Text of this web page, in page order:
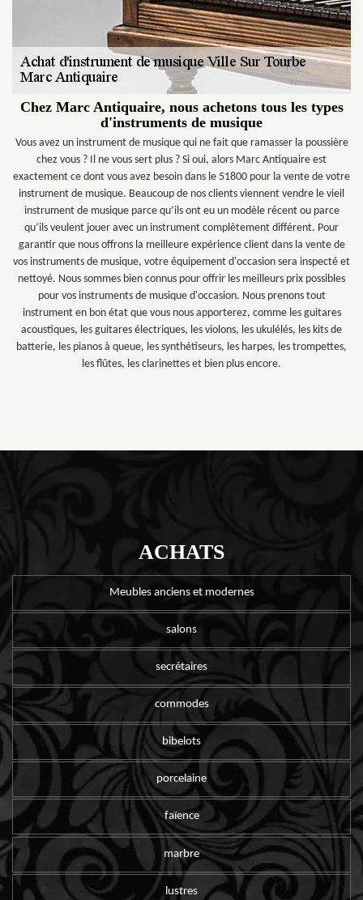
Chez Marc Antiquaire, nous achetons tous les types
d'instruments de musique
Vous avez un instrument de musique qui ne fait que ramasser la poussière
chez vous ? Il ne vous sert plus ? Si oui, alors Marc Antiquaire est
exactement ce dont vous avez besoin dans le 51800 pour la vente de votre
instrument de musique. Beaucoup de nos clients viennent vendre le vieil
instrument de musique parce qu’ils ont eu un modèle récent ou parce
qu’ils veulent jouer avec un instrument complètement différent. Pour
garantir que nous offrons la meilleure expérience client dans la vente de
vos instruments de musique, votre équipement d'occasion sera inspecté et
nettoyé. Nous sommes bien connus pour offrir les meilleurs prix possibles
pour vos instruments de musique d'occasion. Nous prenons tout
instrument en bon état que vous nous apporterez, comme les guitares
acoustiques, les guitares électriques, les violons, les ukulélés, les kits de
batterie, les pianos à queue, les synthétiseurs, les harpes, les trompettes,
les flûtes, les clarinettes et bien plus encore.
ACHATS
Meubles anciens et modernes
salons
secrétaires
commodes
bibelots
porcelaine
faïence
marbre
lustres